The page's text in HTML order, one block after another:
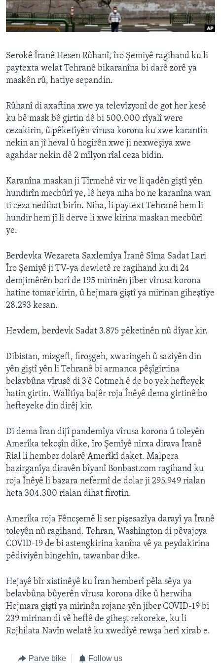
ÇAND Û HUNER
SERNIVÎS
Learning English
Zimanên Din
Serokê Îranê Hesen Rûhanî, îro Şemiyê ragihand ku li
paytexta welat Tehranê bikaranîna bi darê zorê ya
maskên rû, hatiye sepandin.
Rûhanî di axaftina xwe ya televîzyonî de got her kesê
ku bê mask bê girtin dê bi 500.000 rîyalî were
cezakirin, û pêketîyên vîrusa korona ku xwe karantîn
nekin an jî heval û hogirên xwe ji nexweşiya xwe
agahdar nekin dê 2 mîlyon rîal ceza bidin.
Karanîna maskan ji Tîrmehê vir ve li qadên giştî yên
hundirîn mecbûrî ye, lê heya niha bo ne karanîna wan
ti ceza nedihat birîn. Niha, li paytext Tehranê hem li
hundir hem jî li derve li xwe kirina maskan mecbûrî
ye.
Berdevka Wezareta Saxlemîya Îranê Sîma Sadat Lari
Îro Şemiyê ji TV-ya dewletê re ragihand ku di 24
demjimêrên borî de 195 mirinên jiber vîrusa korona
hatine tomar kirin, û hejmara giştî ya mirinan giheştîye
28.293 kesan.
Hevdem, berdevk Sadat 3.875 pêketinên nû dîyar kir.
Dibistan, mizgeft, firoşgeh, xwaringeh û saziyên din
yên giştî yên li Tehranê bi armanca pêşîgirtina
belavbûna vîrusê di 3'ê Cotmeh ê de bo yek hefteyek
hatin girtin. Walîtîya bajêr roja Înêyê dema girtinê bo
hefteyeke din dirêj kir.
Di dema Îran dijî pandemîya vîrusa korona û toleyên
Amerîka tekoşîn dike, îro Şemîyê nirxa dirava Îranê
Rial li hember dolarê Amerîkî daket. Malpera
bazirganîya diravên bîyanî Bonbast.com ragihand ku
roja Înêyê li bazara nefermî de dolar ji 295.949 rialan
heta 304.300 rialan dihat firotin.
Amerîka roja Pêncşemê li ser pişesazîya darayî ya Îranê
toleyên nû ragihand. Tehran, Washington di pêvajoya
COVID-19 de bi astengkirina kanîna vê ya peydakirina
pêdiviyên bingehîn, tawanbar dike.
Hejayê bîr xistinêyê ku Îran hemberî pêla sêya ya
belavbûna bûyerên vîrusa korona dike û herwiha
Hejmara giştî ya mirinên rojane yên jiber COVID-19 bi
239 mirinan di vê heftê de giheşt rekoreke, ku li
Rojhilata Navîn welatê ku xwedîyê rewşa herî xirab e.
Parve bike Follow us